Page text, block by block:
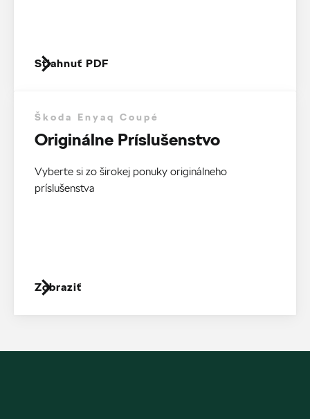
Stiahnuť PDF
Škoda Enyaq Coupé
Originálne Príslušenstvo
Vyberte si zo širokej ponuky originálneho
príslušenstva
Zobraziť